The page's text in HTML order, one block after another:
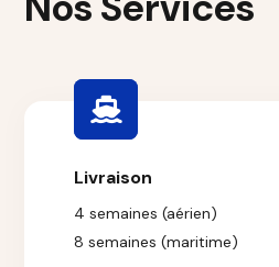
Livraison
4 semaines (aérien)
8 semaines (maritime)